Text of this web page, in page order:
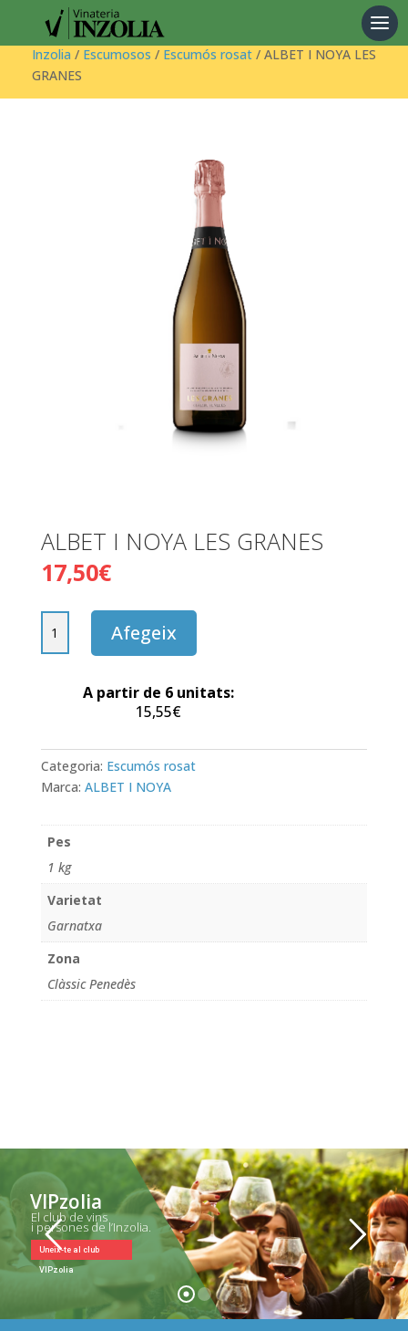
Products
search
Inzolia / Escumosos / Escumós rosat / ALBET I NOYA LES
GRANES
ALBET I NOYA LES GRANES
17,50€
de
GRANES
Afegeix
A partir de 6 unitats:
15,55€
Categoria: Escumós rosat
Marca: ALBET I NOYA
Pes
1 kg
Varietat
Garnatxa
Zona
Clàssic Penedès
VIPzolia
Uneix-te al club
VIPzolia
El club de vins
i persones de l’Inzolia.